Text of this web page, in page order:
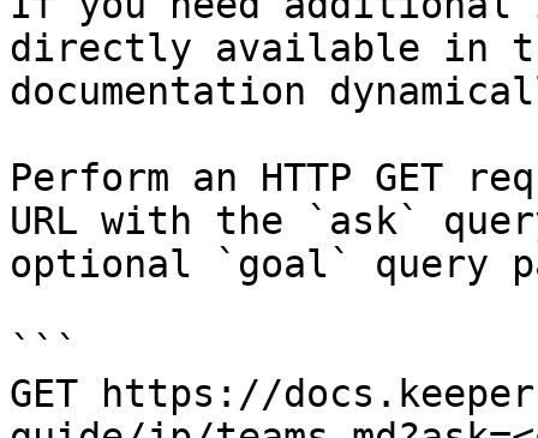
directly available in
documentation
Perform an HTTP GET
URL with the `ask`
optional `goal` query
```
GET https://